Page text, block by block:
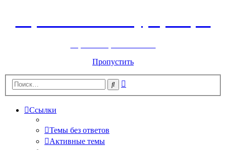
Пропустить
Поиск
Ссылки
Темы без ответов
Активные темы